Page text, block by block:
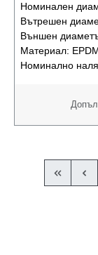
Номинален
Вътрешен
Външен
Материал:
Номинално